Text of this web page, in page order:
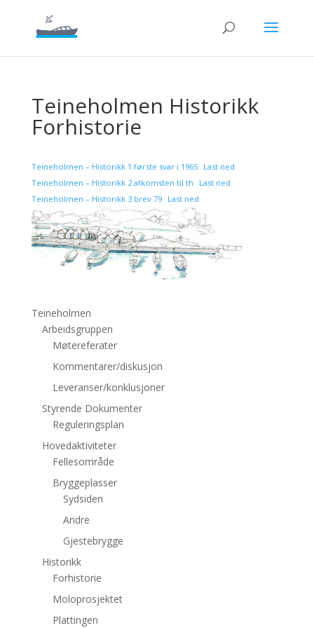
Teineholmen Historikk
Forhistorie
Teineholmen – Historikk 1 første svar i 1965
Last ned
Teineholmen – Historikk 2 atkomsten til th
Last ned
Teineholmen – Historikk 3 brev 79
Last ned
Teineholmen
Arbeidsgruppen
Møtereferater
Kommentarer/diskusjon
Leveranser/konklusjoner
Styrende Dokumenter
Reguleringsplan
Hovedaktiviteter
Fellesområde
Bryggeplasser
Sydsiden
Andre
Gjestebrygge
Historikk
Forhistorie
Moloprosjektet
Plattingen